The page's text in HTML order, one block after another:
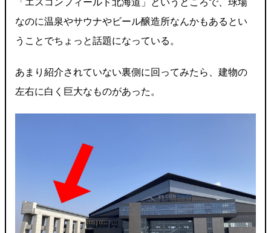
「エスコンフィールド北海道」というところで、球場
なのに温泉やサウナやビール醸造所なんかもあるとい
うことでちょっと話題になっている。
あまり紹介されていない裏側に回ってみたら、建物の
左右に白く巨大なものがあった。